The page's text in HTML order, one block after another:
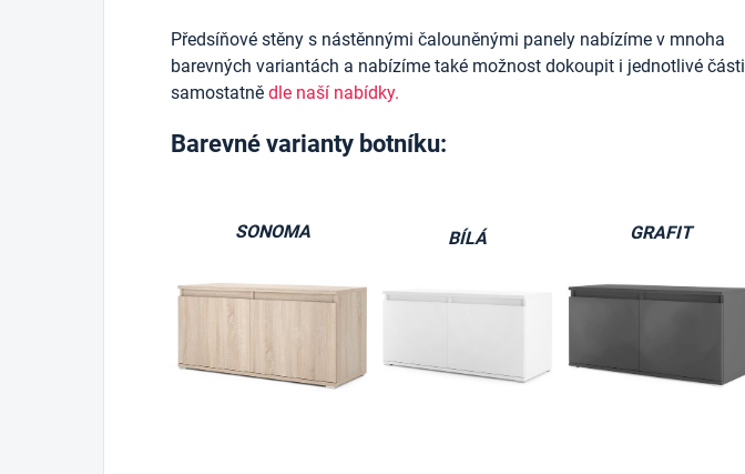
Předsíňové stěny s nástěnnými čalouněnými panely nabízíme v mnoha
barevných variantách a nabízíme také možnost dokoupit i jednotlivé části
samostatně dle naší nabídky.
Barevné varianty botníku:
SONOMA BÍLÁ GRAFIT